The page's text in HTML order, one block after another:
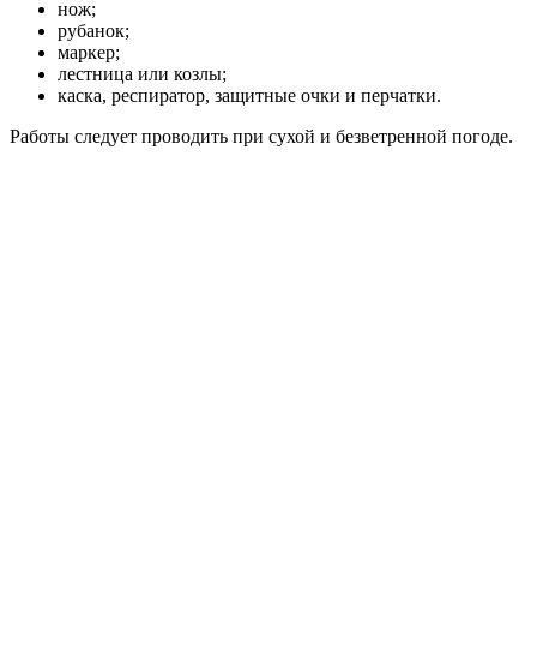
нож;
рубанок;
маркер;
лестница или козлы;
каска, респиратор, защитные очки и перчатки.
Работы следует проводить при сухой и безветренной погоде.